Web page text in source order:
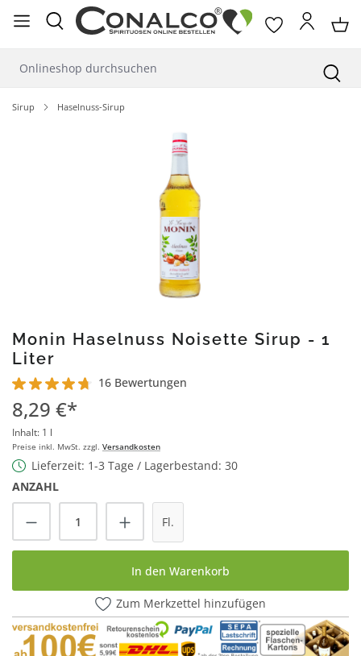
springen
Sirup Haselnuss-Sirup
Monin Haselnuss Noisette Sirup - 1
Liter
Durchschnittliche Bewertung von 4.6 von 5 Sternen
16 Bewertungen
8,29 €*
Inhalt: 1 l
Preise inkl. MwSt. zzgl. Versandkosten
Lieferzeit: 1-3 Tage / Lagerbestand: 30
ANZAHL
Produkt Anzahl: Gib den gewünschten
Fl.
In den Warenkorb
Zum Merkzettel hinzufügen